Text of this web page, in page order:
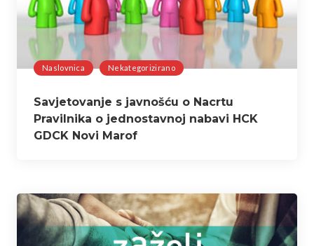
Naslovnica Nekategorizirano
Savjetovanje s javnošću o Nacrtu
Pravilnika o jednostavnoj nabavi HCK
GDCK Novi Marof